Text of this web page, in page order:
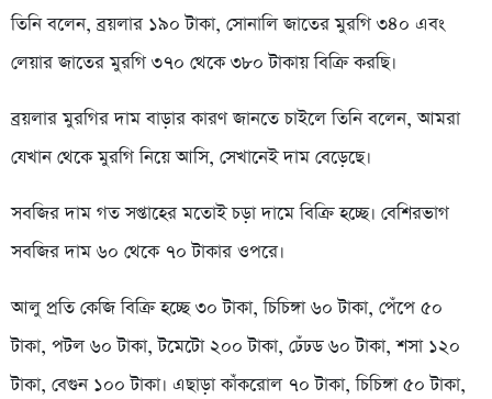
তিনি বলেন, ব্রয়লার ১৯০ টাকা, সোনালি জাতের মুরগি ৩৪০ এবং
লেয়ার জাতের মুরগি ৩৭০ থেকে ৩৮০ টাকায় বিক্রি করছি।
ব্রয়লার মুরগির দাম বাড়ার কারণ জানতে চাইলে তিনি বলেন, আমরা
যেখান থেকে মুরগি নিয়ে আসি, সেখানেই দাম বেড়েছে।
সবজির দাম গত সপ্তাহের মতোই চড়া দামে বিক্রি হচ্ছে। বেশিরভাগ
সবজির দাম ৬০ থেকে ৭০ টাকার ওপরে।
আলু প্রতি কেজি বিক্রি হচ্ছে ৩০ টাকা, চিচিঙ্গা ৬০ টাকা, পেঁপে ৫০
টাকা, পটল ৬০ টাকা, টমেটো ২০০ টাকা, ঢেঁঢড ৬০ টাকা, শসা ১২০
টাকা, বেগুন ১০০ টাকা। এছাড়া কাঁকরোল ৭০ টাকা, চিচিঙ্গা ৫০ টাকা,